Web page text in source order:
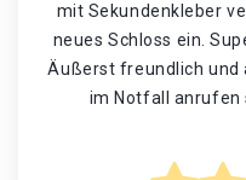
mit Sekundenkleber
neues Schloss ein.
Äußerst freundlich und
im Notfall anrufen